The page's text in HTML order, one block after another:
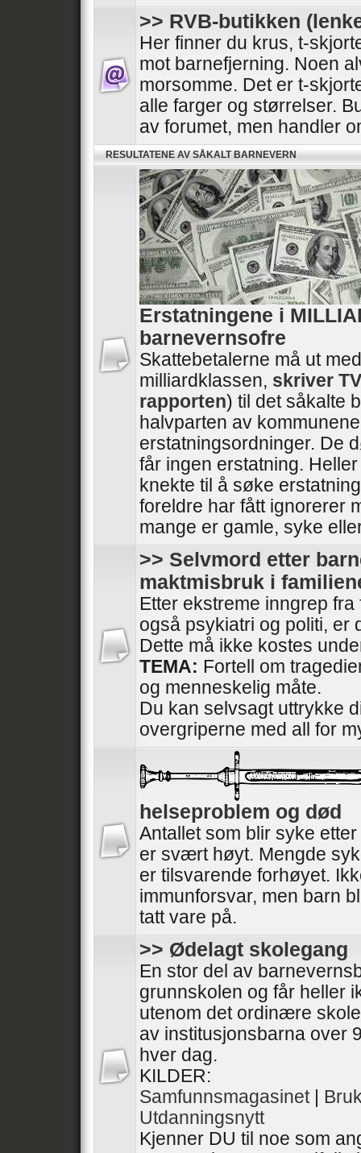
>> RVB-butikken
Her finner du krus, t-
mot barnefjerning. Noen
morsomme. Det er t-
alle farger og størrelser.
av forumet, men handler
RESULTATENE AV SÅKALT BARNEVERN
Erstatningene i
barnevernsofre
Skattebetalerne må ut
milliardklassen, skriver
rapporten) til det såkalte
halvparten av
erstatningsordninger. De
får ingen erstatning.
knekte til å søke
foreldre har fått ignorerer
mange er gamle, syke
>> Selvmord etter
maktmisbruk i
Etter ekstreme inngrep
også psykiatri og politi, er
Dette må ikke kostes
TEMA: Fortell om
og menneskelig måte.
Du kan selvsagt uttrykke
overgriperne med all for
helseproblem og død
Antallet som blir syke
er svært høyt. Mengde
er tilsvarende forhøyet.
immunforsvar, men barn
tatt vare på.
>> Ødelagt skolegang
En stor del av
grunnskolen og får heller
utenom det ordinære
av institusjonsbarna over
hver dag.
KILDER:
Samfunnsmagasinet|
Utdanningsnytt
Kjenner DU til noe som